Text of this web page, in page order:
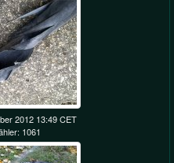
2012 13:49 CET
1061